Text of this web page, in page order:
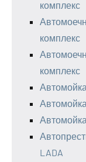
комплекс
комплекс
комплекс
LADA